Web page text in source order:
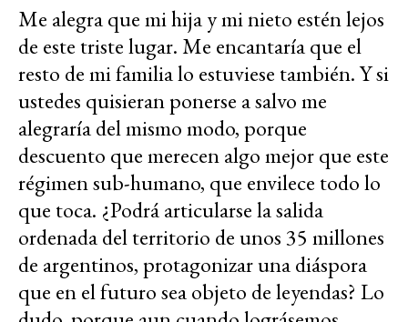
Me alegra que mi hija y mi nieto estén lejos
de este triste lugar. Me encantaría que el
resto de mi familia lo estuviese también. Y si
ustedes quisieran ponerse a salvo me
alegraría del mismo modo, porque
descuento que merecen algo mejor que este
régimen sub-humano, que envilece todo lo
que toca. ¿Podrá articularse la salida
ordenada del territorio de unos 35 millones
de argentinos, protagonizar una diáspora
que en el futuro sea objeto de leyendas? Lo